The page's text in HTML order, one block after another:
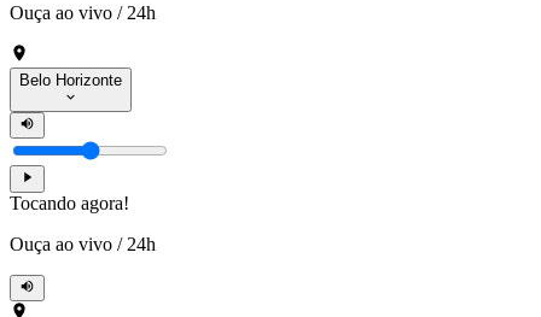
Ouça ao vivo / 24h
Belo Horizonte
Tocando agora!
Ouça ao vivo / 24h